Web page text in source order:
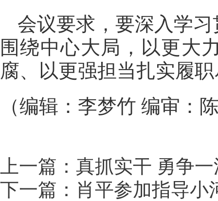
会议要求，要深入学
围绕中心大局，以更大
腐、以更强担当扎实履
（编辑：李梦竹 编审：
上一篇：真抓实干 勇争
下一篇：肖平参加指导小